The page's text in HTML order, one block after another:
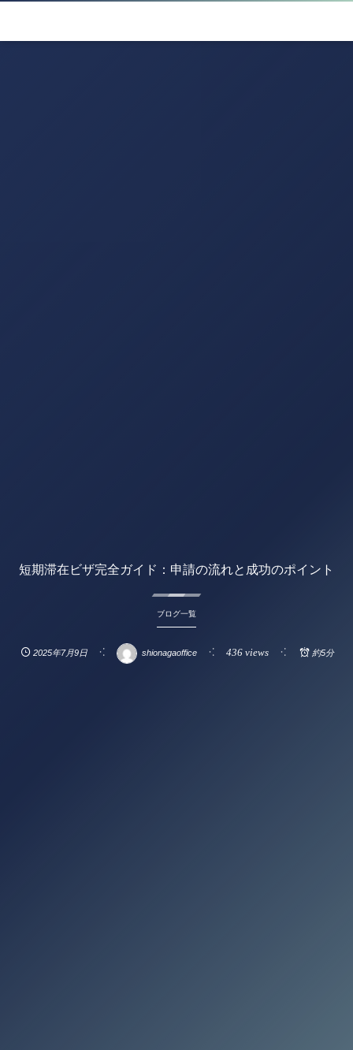
短期滞在ビザ完全ガイド：申請の流れと成功のポイント
ブログ一覧
2025年7月9日 shionagaoffice 436 views 約5分